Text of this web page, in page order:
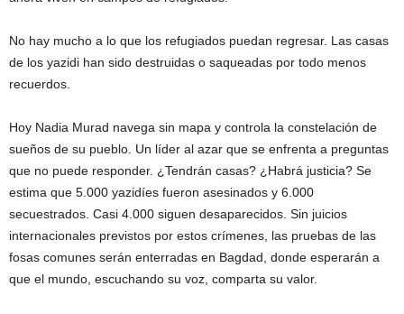
No hay mucho a lo que los refugiados puedan regresar. Las casas
de los yazidi han sido destruidas o saqueadas por todo menos
recuerdos.
Hoy Nadia Murad navega sin mapa y controla la constelación de
sueños de su pueblo. Un líder al azar que se enfrenta a preguntas
que no puede responder. ¿Tendrán casas? ¿Habrá justicia? Se
estima que 5.000 yazidíes fueron asesinados y 6.000
secuestrados. Casi 4.000 siguen desaparecidos. Sin juicios
internacionales previstos por estos crímenes, las pruebas de las
fosas comunes serán enterradas en Bagdad, donde esperarán a
que el mundo, escuchando su voz, comparta su valor.